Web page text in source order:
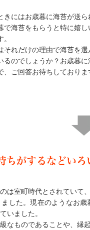
きにはお歳暮に海苔が送
で海苔をもらうと特に嬉
それだけの理由で海苔を
るのでしょうか？お歳暮
、ご回答お待ちしておりま
ちがするなどい
は室町時代とされていて
した。現在のようなお
いました。
なものであることや、縁